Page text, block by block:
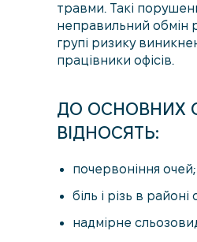
травми. Такі
неправильний обмін
групі ризику
працівники офісів.
ДО ОСНОВНИХ
ВІДНОСЯТЬ:
почервоніння очей;
біль і різь в районі
надмірне